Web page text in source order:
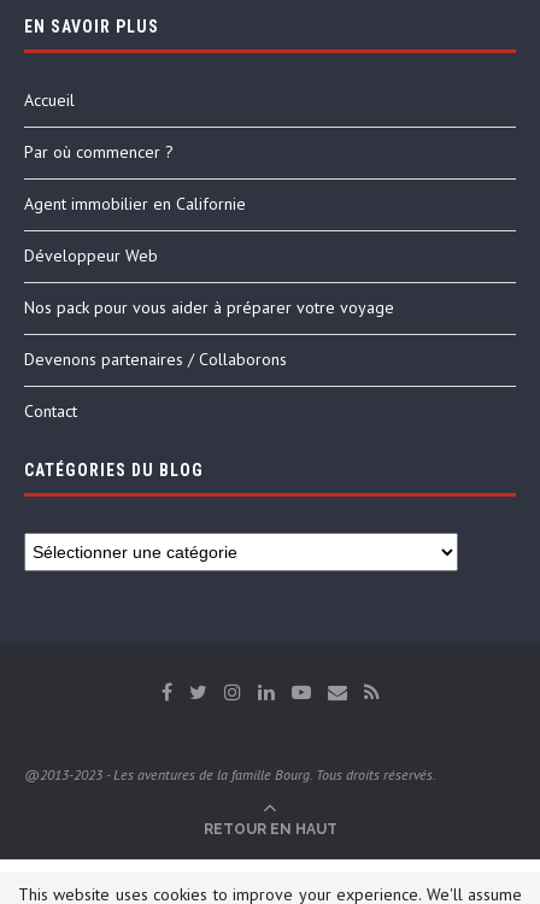
EN SAVOIR PLUS
Accueil
Par où commencer ?
Agent immobilier en Californie
Développeur Web
Nos pack pour vous aider à préparer votre voyage
Devenons partenaires / Collaborons
Contact
CATÉGORIES DU BLOG
@2013-2023 - Les aventures de la famille Bourg. Tous droits réservés.
RETOUR EN HAUT
This website uses cookies to improve your experience. We'll assume